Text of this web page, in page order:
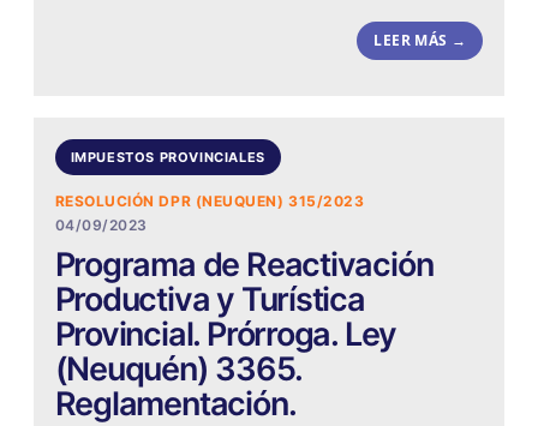
LEER MÁS →
IMPUESTOS PROVINCIALES
RESOLUCIÓN DPR (NEUQUEN) 315/2023
04/09/2023
Programa de Reactivación
Productiva y Turística
Provincial. Prórroga. Ley
(Neuquén) 3365.
Reglamentación.